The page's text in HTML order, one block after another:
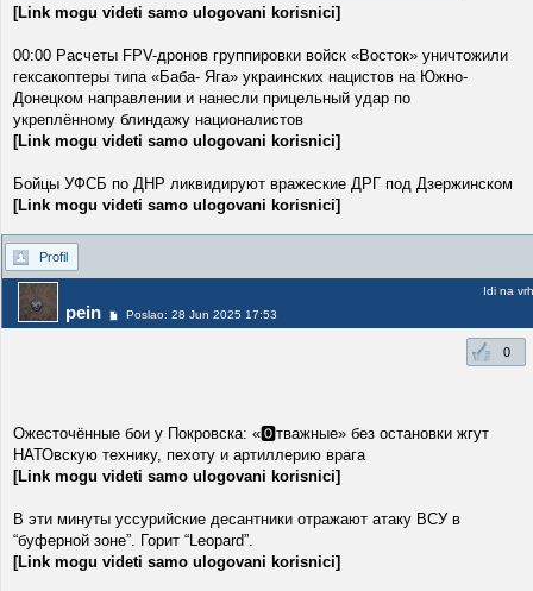
[Link mogu videti samo ulogovani korisnici]
00:00 Расчеты FPV-дронов группировки войск «Восток» уничтожили
гексакоптеры типа «Баба- Яга» украинских нацистов на Южно-
Донецком направлении и нанесли прицельный удар по
укреплённому блиндажу националистов
[Link mogu videti samo ulogovani korisnici]
Бойцы УФСБ по ДНР ликвидируют вражеские ДРГ под Дзержинском
[Link mogu videti samo ulogovani korisnici]
Profil
pein Poslao: 28 Jun 2025 17:53
Idi na vrh
0
Ожесточённые бои у Покровска: «🅾️тважные» без остановки жгут
НАТОвскую технику, пехоту и артиллерию врагa
[Link mogu videti samo ulogovani korisnici]
В эти минуты уссурийские десантники отражают атаку ВСУ в
“буферной зоне”. Горит “Leopard”.
[Link mogu videti samo ulogovani korisnici]